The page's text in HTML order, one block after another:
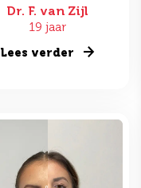
Dr. F. van Zijl
19 jaar
Lees verder